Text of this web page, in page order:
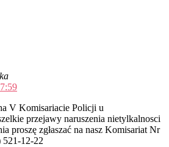
V Komisariacie Policji u
przejawy naruszenia nietylkalnosci
proszę zgłaszać na nasz Komisariat Nr
521-12-22